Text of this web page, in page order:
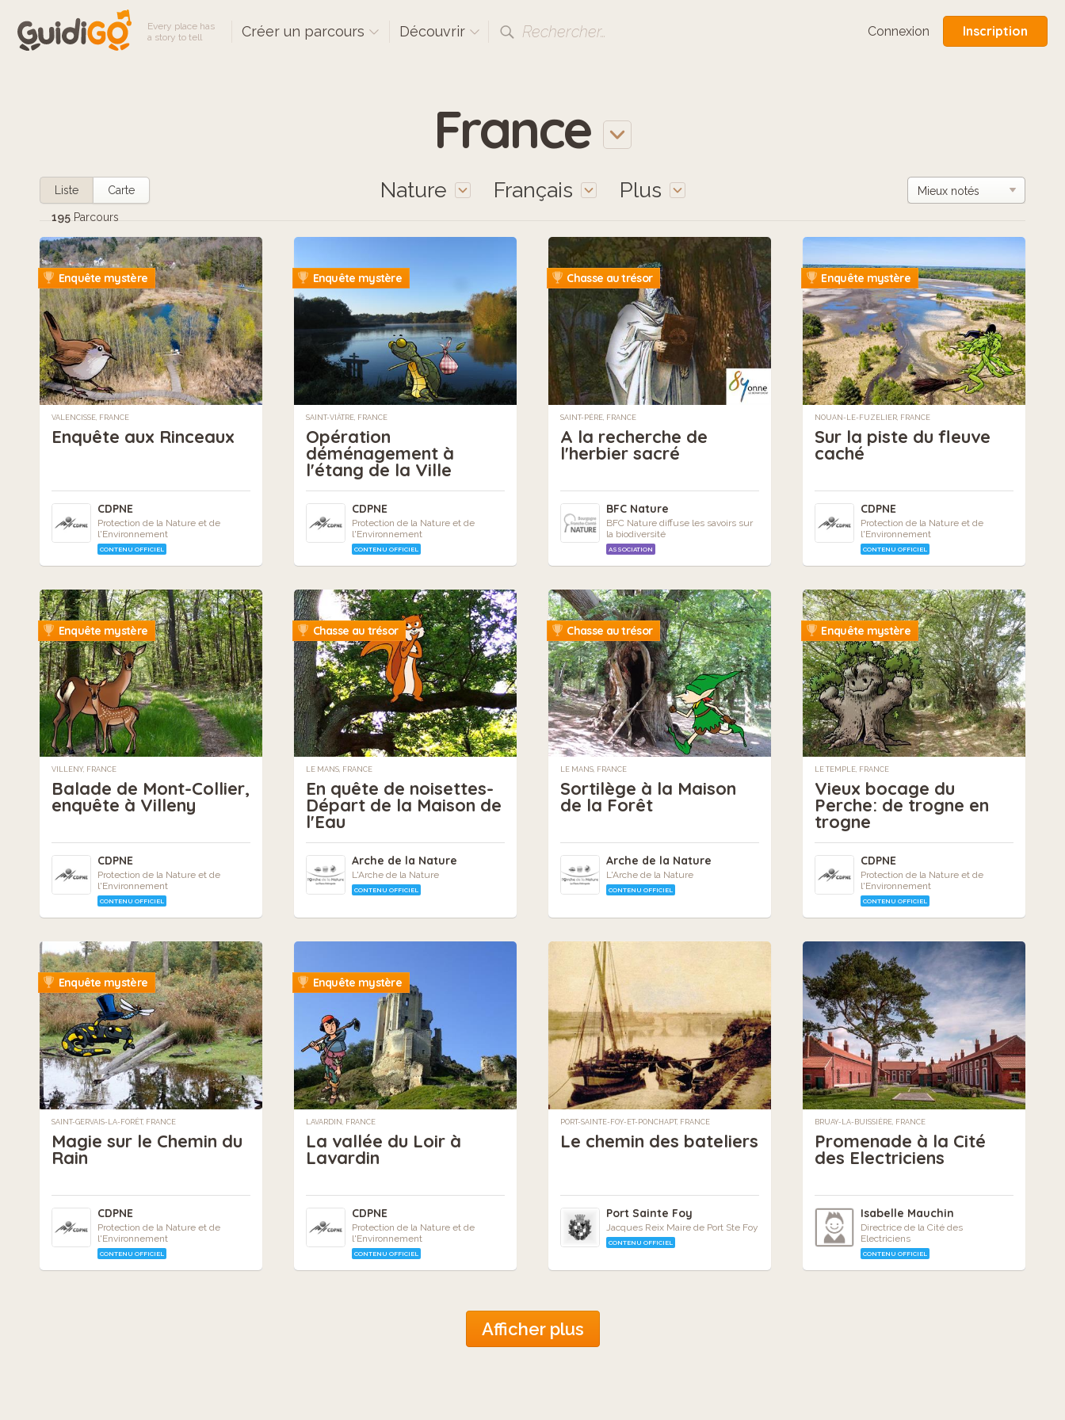
Every place has
a story to tell
Créer un parcours Découvrir Rechercher… Connexion Inscription
France
Nature Français Plus
Liste Carte
195 Parcours
Enquête mystère
VALENCISSE, FRANCE
Enquête aux Rinceaux
CDPNE
Protection de la Nature et de
l'Environnement
CONTENU OFFICIEL
Enquête mystère
SAINT-VIÂTRE, FRANCE
Opération
déménagement à
l'étang de la Ville
CDPNE
Protection de la Nature et de
l'Environnement
CONTENU OFFICIEL
Chasse au trésor
SAINT-PÈRE, FRANCE
A la recherche de
l'herbier sacré
BFC Nature
BFC Nature diffuse les savoirs sur
la biodiversité
ASSOCIATION
Enquête mystère
NOUAN-LE-FUZELIER, FRANCE
Sur la piste du fleuve
caché
CDPNE
Protection de la Nature et de
l'Environnement
CONTENU OFFICIEL
Enquête mystère
VILLENY, FRANCE
Balade de Mont-Collier,
enquête à Villeny
CDPNE
Protection de la Nature et de
l'Environnement
CONTENU OFFICIEL
Chasse au trésor
LE MANS, FRANCE
En quête de noisettes-
Départ de la Maison de
l'Eau
Arche de la Nature
L'Arche de la Nature
CONTENU OFFICIEL
Chasse au trésor
LE MANS, FRANCE
Sortilège à la Maison
de la Forêt
Arche de la Nature
L'Arche de la Nature
CONTENU OFFICIEL
Enquête mystère
LE TEMPLE, FRANCE
Vieux bocage du
Perche: de trogne en
trogne
CDPNE
Protection de la Nature et de
l'Environnement
CONTENU OFFICIEL
Enquête mystère
SAINT-GERVAIS-LA-FORÊT, FRANCE
Magie sur le Chemin du
Rain
CDPNE
Protection de la Nature et de
l'Environnement
CONTENU OFFICIEL
Enquête mystère
LAVARDIN, FRANCE
La vallée du Loir à
Lavardin
CDPNE
Protection de la Nature et de
l'Environnement
CONTENU OFFICIEL
PORT-SAINTE-FOY-ET-PONCHAPT, FRANCE
Le chemin des bateliers
Port Sainte Foy
Jacques Reix Maire de Port Ste Foy
CONTENU OFFICIEL
BRUAY-LA-BUISSIÈRE, FRANCE
Promenade à la Cité
des Electriciens
Isabelle Mauchin
Directrice de la Cité des
Electriciens
CONTENU OFFICIEL
Afficher plus